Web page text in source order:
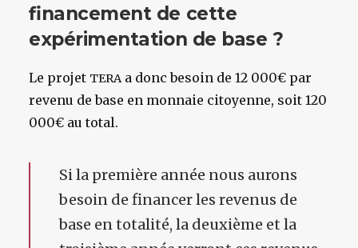
financement de cette
expérimentation de base ?
Le projet TERA a donc besoin de 12 000€ par
revenu de base en monnaie citoyenne, soit 120
000€ au total.
Si la première année nous aurons
besoin de financer les revenus de
base en totalité, la deuxième et la